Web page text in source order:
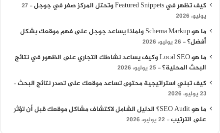
كيف تظهر في Featured Snippets وتحتل المركز صفر في جوجل
27
يوليو، 2026
ما هو Schema Markup ولماذا يساعد جوجل على فهم موقعك بشكل
أفضل؟
26 يوليو، 2026
ما هو Local SEO وكيف يساعد نشاطك التجاري على الظهور في نتائج
البحث المحلية؟
25 يوليو، 2026
كيف تبني استراتيجية محتوى تساعد موقعك على تصدر نتائج البحث
23 يوليو، 2026
ما هو SEO Audit؟ الدليل الشامل لاكتشاف مشاكل موقعك قبل أن تؤثر
على الترتيب 22 يوليو، 2026